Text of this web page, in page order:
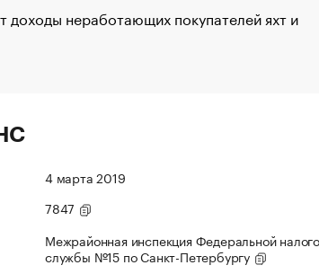
доходы неработающих покупателей яхт и
4 марта 2019
7847
Межрайонная инспекция Федеральной
службы №15 по Санкт-Петербургу